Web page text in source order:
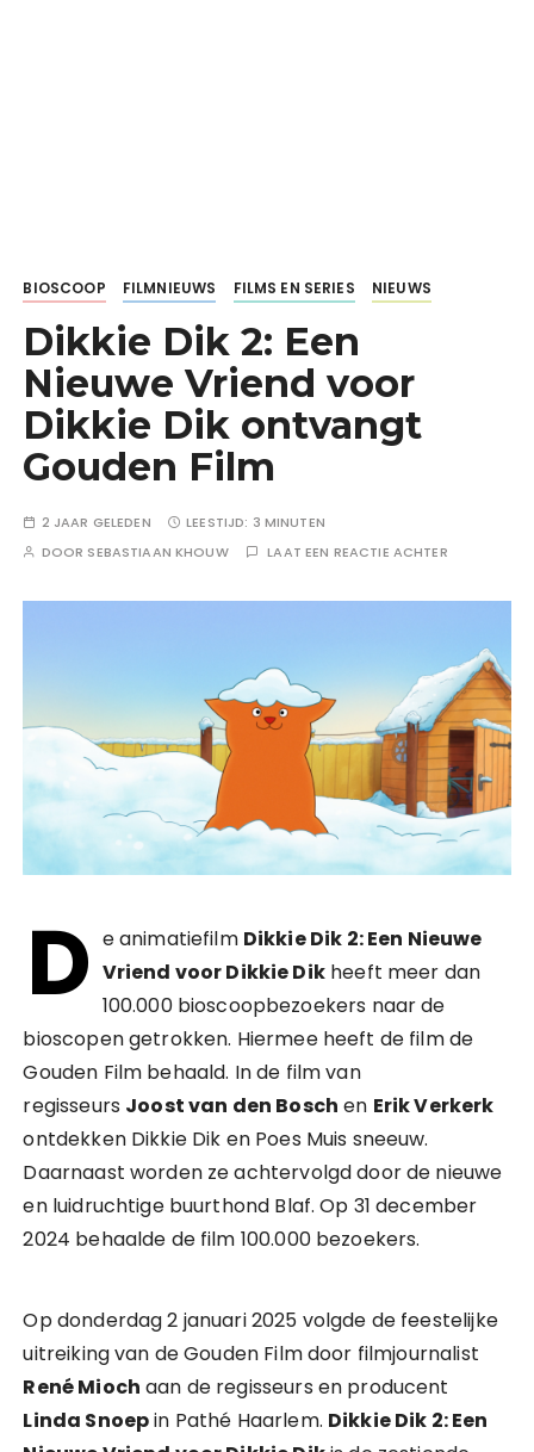
BIOSCOOP FILMNIEUWS FILMS EN SERIES NIEUWS
Dikkie Dik 2: Een
Nieuwe Vriend voor
Dikkie Dik ontvangt
Gouden Film
2 JAAR GELEDEN LEESTIJD: 3 MINUTEN
DOOR SEBASTIAAN KHOUW LAAT EEN REACTIE ACHTER
D e animatiefilm Dikkie Dik 2: Een Nieuwe
Vriend voor Dikkie Dikheeft meer dan
100.000 bioscoopbezoekers naar de
bioscopen getrokken. Hiermee heeft de film de
Gouden Film behaald. In de film van
regisseurs Joost van den Bosch en Erik Verkerk
ontdekken Dikkie Dik en Poes Muis sneeuw.
Daarnaast worden ze achtervolgd door de nieuwe
en luidruchtige buurthond Blaf. Op 31 december
2024 behaalde de film 100.000 bezoekers.
Op donderdag 2 januari 2025 volgde de feestelijke
uitreiking van de Gouden Film door filmjournalist
René Mioch aan de regisseurs en producent
Linda Snoepin Pathé Haarlem. Dikkie Dik 2: Een